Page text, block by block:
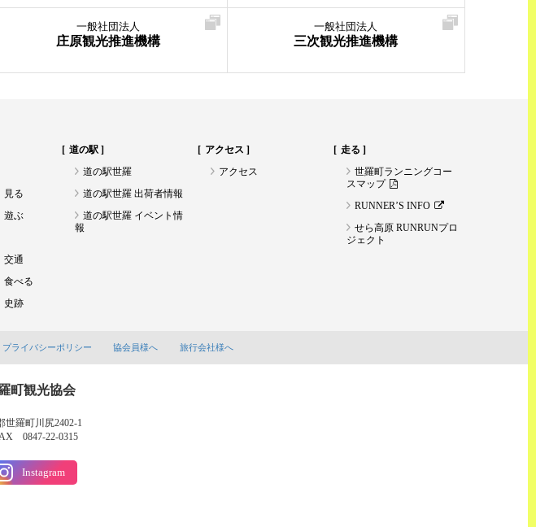
一般社団法人
庄原観光推進機構
一般社団法人
三次観光推進機構
見る
遊ぶ
交通
食べる
史跡
道の駅
道の駅世羅
道の駅世羅 出荷者情報
道の駅世羅 イベント情
報
アクセス
アクセス
走る
世羅町ランニングコー
スマップ
RUNNER’S INFO
せら高原 RUNRUNプロ
ジェクト
プライバシーポリシー 協会員様へ 旅行会社様へ
町観光協会
世羅町川尻2402-1
0847-22-0315
Instagram